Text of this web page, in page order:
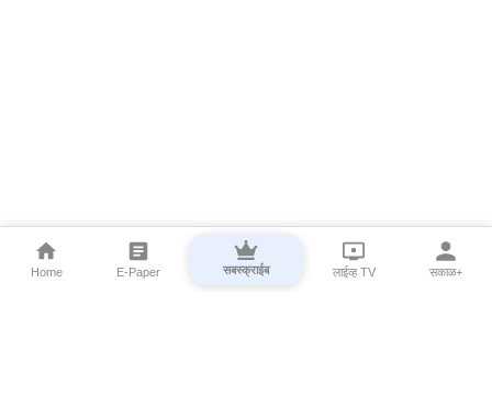
Home E-Paper सबस्क्राईब लाईव्ह TV सकाळ+